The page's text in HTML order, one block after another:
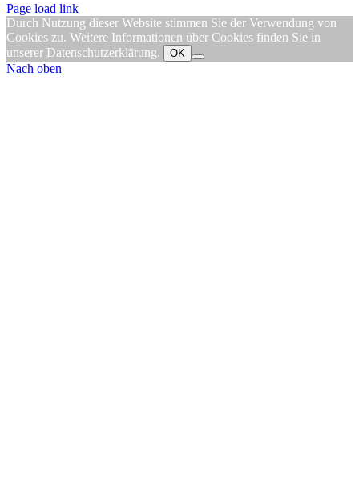
Page load link
Durch Nutzung dieser Website stimmen Sie der Verwendung von
Cookies zu. Weitere Informationen über Cookies finden Sie in
unserer Datenschutzerklärung. OK
Nach oben